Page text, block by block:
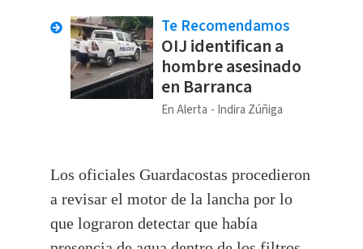
Te Recomendamos
OIJ identifican a
hombre asesinado
en Barranca
En Alerta Indira Zúñiga
Los oficiales Guardacostas procedieron
a revisar el motor de la lancha por lo
que lograron detectarque había